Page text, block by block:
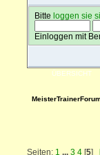
Bitteloggen sie
Einloggen mit
ÜBERSICHT
Seiten: 1 ...3 4 [5]